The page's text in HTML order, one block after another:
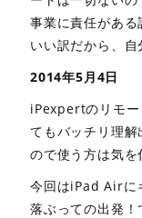
事業に責任があ
いい訳だから、
2014年5月4日
iPexpertのリモー
てもバッチリ理
ので使う方は気を
今回はiPad Airに
落ぶっての出発